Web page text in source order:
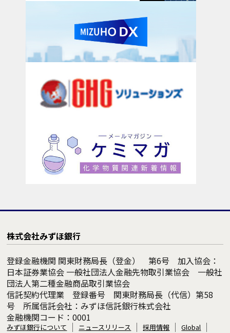
株式会社みずほ銀行
登録金融機関 関東財務局長（登金） 第6号 加入協会：
日本証券業協会 一般社団法人金融先物取引業協会 一般社
団法人第二種金融商品取引業協会
信託契約代理業 登録番号 関東財務局長（代信）第58
号 所属信託会社：みずほ信託銀行株式会社
金融機関コード：0001
みずほ銀行について ニュースリリース 採用情報
Global